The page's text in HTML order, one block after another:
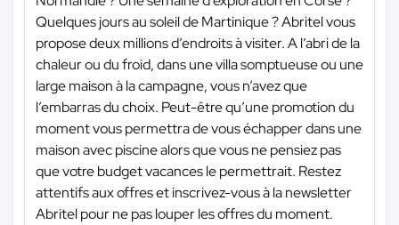
Quelques jours au soleil de Martinique ? Abritel vous
propose deux millions d’endroits à visiter. A l’abri de la
chaleur ou du froid, dans une villa somptueuse ou une
large maison à la campagne, vous n’avez que
l’embarras du choix. Peut-être qu’une promotion du
moment vous permettra de vous échapper dans une
maison avec piscine alors que vous ne pensiez pas
que votre budget vacances le permettrait. Restez
attentifs aux offres et inscrivez-vous à la newsletter
Abritel pour ne pas louper les offres du moment.